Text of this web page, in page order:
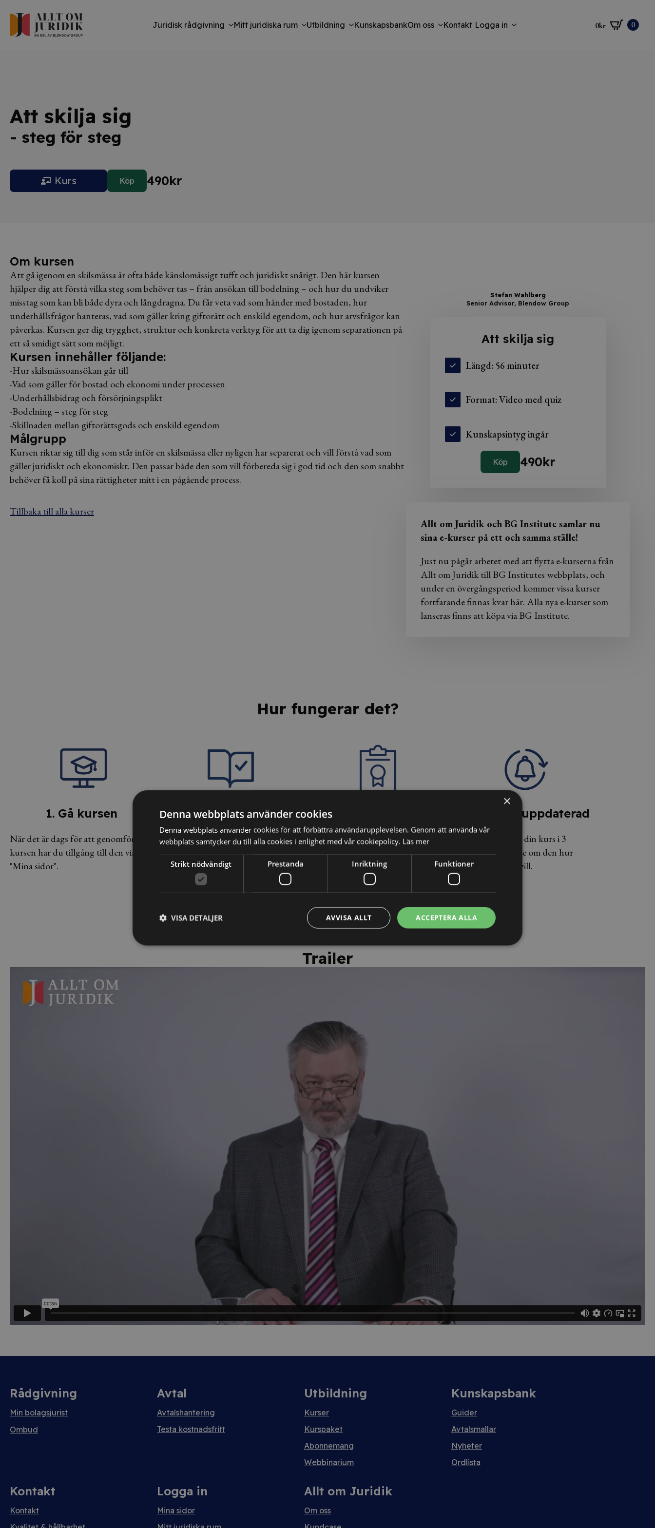
Juridisk rådgivning Mitt juridiska rum Utbildning KunskapsbankOm oss Kontakt Logga in 0kr 0
Att skilja sig
- steg för steg
Kurs Köp 490kr
Om kursen
Att gå igenom en skilsmässa är ofta både känslomässigt tufft och juridiskt snårigt. Den här kursen
hjälper dig att förstå vilka steg som behöver tas – från ansökan till bodelning – och hur du undviker
misstag som kan bli både dyra och långdragna. Du får veta vad som händer med bostaden, hur
underhållsfrågor hanteras, vad som gäller kring giftorätt och enskild egendom, och hur arvsfrågor kan
påverkas. Kursen ger dig trygghet, struktur och konkreta verktyg för att ta dig igenom separationen på
ett så smidigt sätt som möjligt.
Kursen innehåller följande:
-Hur skilsmässoansökan går till
-Vad som gäller för bostad och ekonomi under processen
-Underhållsbidrag och försörjningsplikt
-Bodelning – steg för steg
-Skillnaden mellan giftorättsgods och enskild egendom
Målgrupp
Kursen riktar sig till dig som står inför en skilsmässa eller nyligen har separerat och vill förstå vad som
gäller juridiskt och ekonomiskt. Den passar både den som vill förbereda sig i god tid och den som snabbt
behöver få koll på sina rättigheter mitt i en pågående process.
Tillbaka till alla kurser
Stefan Wahlberg
Senior Advisor, Blendow Group
Att skilja sig
Längd: 56 minuter
Format: Video med quiz
Kunskapsintyg ingår
Köp 490kr
Allt om Juridik och BG Institute samlar nu
sina e-kurser på ett och samma ställe!
Just nu pågår arbetet med att flytta e-kurserna från
Allt om Juridik till BG Institutes webbplats, och
under en övergångsperiod kommer vissa kurser
fortfarande finnas kvar här. Alla nya e-kurser som
lanseras finns att köpa via BG Institute.
Hur fungerar det?
1. Gå kursen
När det är dags för att genomföra
kursen har du tillgång till den via
"Mina sidor".
2. Testa dina kunskaper
Efter kursen sätter vi dina kunskaper
på prov för att säkerställa att du har
tagit till dig innehållet.
3. Få ditt personliga
intyg
Efter godkänt resultat på
kunskapstestet erhåller du ett
personligt kursintyg.
4. Håll dig uppdaterad
Du har tillgång till din kurs i 3
månader och kan se om den hur
många gånger du vill.
Trailer
Rådgivning
Min bolagsjurist
Ombud
Avtal
Avtalshantering
Testa kostnadsfritt
Utbildning
Kurser
Kurspaket
Abonnemang
Webbinarium
Kunskapsbank
Guider
Avtalsmallar
Nyheter
Ordlista
Kontakt
Kontakt
Logga in
Mina sidor
Allt om Juridik
Om oss
×
Denna webbplats använder cookies
Denna webbplats använder cookies för att förbättra användarupplevelsen. Genom att använda vår
webbplats samtycker du till alla cookies i enlighet med vår cookiepolicy. Läs mer
Strikt nödvändigt Prestanda Inriktning Funktioner
ACCEPTERA ALLA
AVVISA ALLT
VISA DETALJER